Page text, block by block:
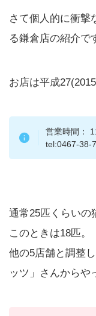
さて個人的に衝撃
る鎌倉店の紹介で
お店は平成
営業時間：
tel:0467-38-
通常25匹くらいの
このときは18匹。
他の5店舗と調整
ッツ」さんからや